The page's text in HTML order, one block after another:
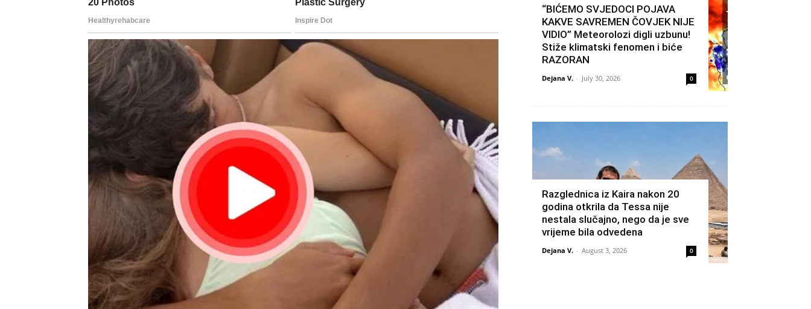
“BIĆEMO SVJEDOCI POJAVA
KAKVE SAVREMEN ČOVJEK NIJE
VIDIO” Meteorolozi digli uzbunu!
Stiže klimatski fenomen i biće
RAZORAN
Dejana V. - July 30, 2026 0
Razglednica iz Kaira nakon 20
godina otkrila da Tessa nije
nestala slučajno, nego da je sve
vrijeme bila odvedena
Dejana V. - August 3, 2026 0